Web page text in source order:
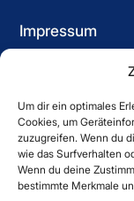
Um dir ein optimales
Cookies, um
zuzugreifen. Wenn du
wie das Surfverhalten
Wenn du deine
bestimmte Merkmale
Impressum
Cookie-
für Bewerber
Kontakt
Striewe Zeitarbeit